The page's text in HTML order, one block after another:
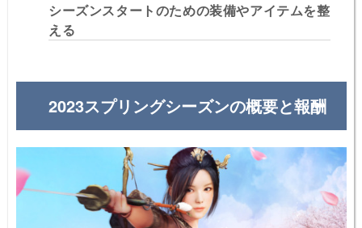
シーズンスタートのための装備やアイテムを整
える
2023スプリングシーズンの概要と報酬